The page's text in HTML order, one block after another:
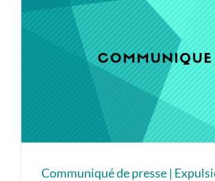
Communiqué de presse |